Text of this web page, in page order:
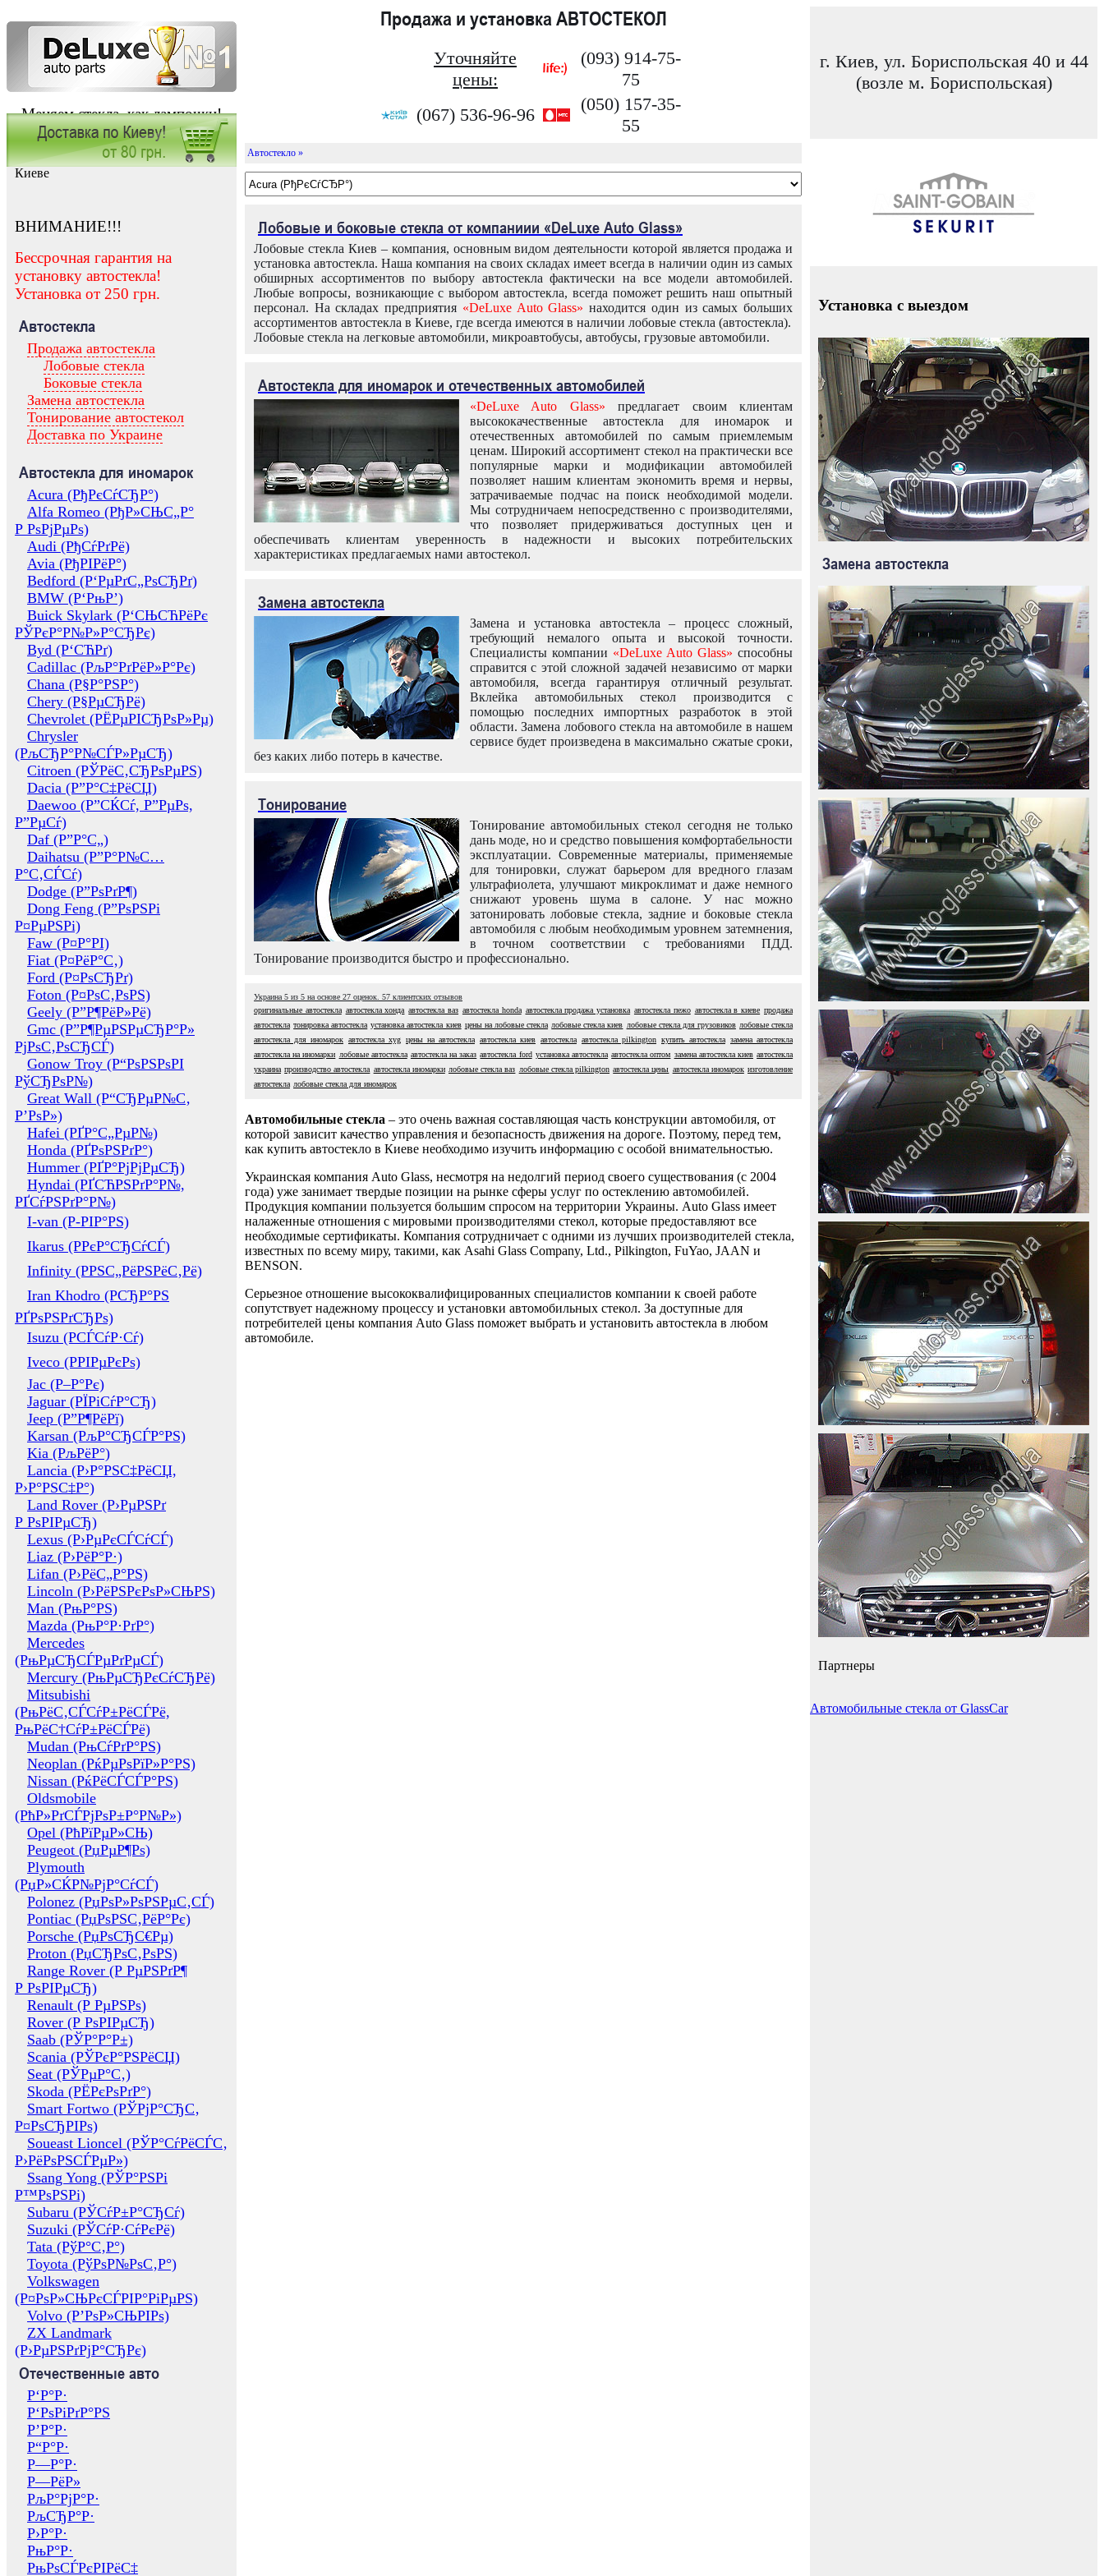
Меняем стекла, как лампочки!
Продажа и установка АВТОСТЕКОЛ
Уточняйте
цены:
(093) 914-75-
75
(067) 536-96-96
(050) 157-35-
55
г. Киев, ул. Бориспольская 40 и 44
(возле м. Бориспольская)
Заказать установку автостекла в
Киеве
ВНИМАНИЕ!!!
Бессрочная гарантия на
установку автостекла!
Установка от 250 грн.
Автостекла
Продажа автостекла
Лобовые стекла
Боковые стекла
Замена автостекла
Тонирование автостекол
Доставка по Украине
Автостекла для иномарок
Acura (РђРєСѓСЂР°)
Alfa Romeo (РђР»СЊС„Р°
Р РѕРјРµРѕ)
Audi (РђСѓРґРё)
Avia (РђРІРёР°)
Bedford (Р‘РµРґС„РѕСЂРґ)
BMW (Р‘РњР’)
Buick Skylark (Р‘СЊСЋРёРє
РЎРєР°Р№Р»Р°СЂРє)
Byd (Р‘СЋРґ)
Cadillac (РљР°РґРёР»Р°Рє)
Chana (Р§Р°РЅР°)
Chery (Р§РµСЂРё)
Chevrolet (РЁРµРІСЂРѕР»Рµ)
Chrysler
(РљСЂР°Р№СЃР»РµСЂ)
Citroen (РЎРёС‚СЂРѕРµРЅ)
Dacia (Р”Р°С‡РёСЏ)
Daewoo (Р”СЌСѓ, Р”РµРѕ,
Р”РµСѓ)
Daf (Р”Р°С„)
Daihatsu (Р”Р°Р№С…
Р°С‚СЃСѓ)
Dodge (Р”РѕРґР¶)
Dong Feng (Р”РѕРЅРі
Р¤РµРЅРі)
Faw (Р¤Р°РІ)
Fiat (Р¤РёР°С‚)
Ford (Р¤РѕСЂРґ)
Foton (Р¤РѕС‚РѕРЅ)
Geely (Р”Р¶РёР»Рё)
Gmc (Р”Р¶РµРЅРµСЂР°Р»
РјРѕС‚РѕСЂСЃ)
Gonow Troy (Р“РѕРЅРѕРІ
РўСЂРѕР№)
Great Wall (Р“СЂРµР№С‚
Р’РѕР»)
Hafei (РҐР°С„РµР№)
Honda (РҐРѕРЅРґР°)
Hummer (РҐР°РјРјРµСЂ)
Hyndai (РҐСЋРЅРґР°Р№,
РҐСѓРЅРґР°Р№)
I-van (Р-РІР°РЅ)
Ikarus (РРєР°СЂСѓСЃ)
Infinity (РРЅС„РёРЅРёС‚Рё)
Iran Khodro (РСЂР°РЅ
РҐРѕРЅРґСЂРѕ)
Isuzu (РСЃСѓР·Сѓ)
Iveco (РРІРµРєРѕ)
Jac (Р–Р°Рє)
Jaguar (РЇРіСѓР°СЂ)
Jeep (Р”Р¶РёРї)
Karsan (РљР°СЂСЃР°РЅ)
Kia (РљРёР°)
Lancia (Р›Р°РЅС‡РёСЏ,
Р›Р°РЅС‡Р°)
Land Rover (Р›РµРЅРґ
Р РѕРІРµСЂ)
Lexus (Р›РµРєСЃСѓСЃ)
Liaz (Р›РёР°Р·)
Lifan (Р›РёС„Р°РЅ)
Lincoln (Р›РёРЅРєРѕР»СЊРЅ)
Man (РњР°РЅ)
Mazda (РњР°Р·РґР°)
Mercedes
(РњРµСЂСЃРµРґРµСЃ)
Mercury (РњРµСЂРєСѓСЂРё)
Mitsubishi
(РњРёС‚СЃСѓР±РёСЃРё,
РњРёС†СѓР±РёСЃРё)
Mudan (РњСѓРґР°РЅ)
Neoplan (РќРµРѕРїР»Р°РЅ)
Nissan (РќРёСЃСЃР°РЅ)
Oldsmobile
(РћР»РґСЃРјРѕР±Р°Р№Р»)
Opel (РћРїРµР»СЊ)
Peugeot (РџРµР¶Рѕ)
Plymouth
(РџР»СЌР№РјР°СѓСЃ)
Polonez (РџРѕР»РѕРЅРµС‚СЃ)
Pontiac (РџРѕРЅС‚РёР°Рє)
Porsche (РџРѕСЂС€Рµ)
Proton (РџСЂРѕС‚РѕРЅ)
Range Rover (Р РµРЅРґР¶
Р РѕРІРµСЂ)
Renault (Р РµРЅРѕ)
Rover (Р РѕРІРµСЂ)
Saab (РЎР°Р°Р±)
Scania (РЎРєР°РЅРёСЏ)
Seat (РЎРµР°С‚)
Skoda (РЁРєРѕРґР°)
Smart Fortwo (РЎРјР°СЂС‚
Р¤РѕСЂРІРѕ)
Soueast Lioncel (РЎР°СѓРёСЃС‚
Р›РёРѕРЅСЃРµР»)
Ssang Yong (РЎР°РЅРі
Р™РѕРЅРі)
Subaru (РЎСѓР±Р°СЂСѓ)
Suzuki (РЎСѓР·СѓРєРё)
Tata (РўР°С‚Р°)
Toyota (РўРѕР№РѕС‚Р°)
Volkswagen
(Р¤РѕР»СЊРєСЃРІР°РіРµРЅ)
Volvo (Р’РѕР»СЊРІРѕ)
ZX Landmark
(Р›РµРЅРґРјР°СЂРє)
Отечественные авто
Р‘Р°Р·
Р‘РѕРіРґР°РЅ
Р’Р°Р·
Р“Р°Р·
Р—Р°Р·
Р—РёР»
РљР°РјР°Р·
РљСЂР°Р·
Р›Р°Р·
РњР°Р·
РњРѕСЃРєРІРёС‡
Автостекло »
Лобовые и боковые стекла от компаниии «DeLuxe Auto Glass»
Лобовые стекла Киев – компания, основным видом деятельности которой является продажа и
установка автостекла. Наша компания на своих складах имеет всегда в наличии один из самых
обширных ассортиментов по выбору автостекла фактически на все модели автомобилей.
Любые вопросы, возникающие с выбором автостекла, всегда поможет решить наш опытный
персонал. На складах предприятия «DeLuxe Auto Glass» находится один из самых больших
ассортиментов автостекла в Киеве, где всегда имеются в наличии лобовые стекла (автостекла).
Лобовые стекла на легковые автомобили, микроавтобусы, автобусы, грузовые автомобили.
Автостекла для иномарок и отечественных автомобилей
«DeLuxe Auto Glass» предлагает своим клиентам
высококачественные автостекла для иномарок и
отечественных автомобилей по самым приемлемым
ценам. Широкий ассортимент стекол на практически все
популярные марки и модификации автомобилей
позволяет нашим клиентам экономить время и нервы,
затрачиваемые подчас на поиск необходимой модели.
Мы сотрудничаем непосредственно с производителями,
что позволяет придерживаться доступных цен и
обеспечивать клиентам уверенность в надежности и высоких потребительских
характеристиках предлагаемых нами автостекол.
Замена автостекла
Замена и установка автостекла – процесс сложный,
требующий немалого опыта и высокой точности.
Специалисты компании «DeLuxe Auto Glass» способны
справится с этой сложной задачей независимо от марки
автомобиля, всегда гарантируя отличный результат.
Вклейка автомобильных стекол производится с
помощью последних импортных разработок в этой
области. Замена лобового стекла на автомобиле в нашем
сервисе будет произведена в максимально сжатые сроки,
без каких либо потерь в качестве.
Тонирование
Тонирование автомобильных стекол сегодня не только
дань моде, но и средство повышения комфортабельности
эксплуатации. Современные материалы, применяемые
для тонировки, служат барьером для вредного глазам
ультрафиолета, улучшают микроклимат и даже немного
снижают уровень шума в салоне. У нас можно
затонировать лобовые стекла, задние и боковые стекла
автомобиля с любым необходимым уровнем затемнения,
в точном соответствии с требованиями ПДД.
Тонирование производится быстро и профессионально.
Украина 5 из 5 на основе 27 оценок. 57 клиентских отзывов
оригинальные автостекла автостекла хонда автостекла ваз автостекла honda автостекла продажа установка автостекла пежо автостекла в киеве продажа
автостекла тонировка автостекла установка автостекла киев цены на лобовые стекла лобовые стекла киев лобовые стекла для грузовиков лобовые стекла
автостекла для иномарок автостекла xyg цены на автостекла автостекла киев автостекла автостекла pilkington купить автостекла замена автостекла
автостекла на иномарки лобовые автостекла автостекла на заказ автостекла ford установка автостекла автостекла оптом замена автостекла киев автостекла
украина производство автостекла автостекла иномарки лобовые стекла ваз лобовые стекла pilkington автостекла цены автостекла иномарок изготовление
автостекла лобовые стекла для иномарок
Автомобильные стекла – это очень важная составляющая часть конструкции автомобиля, от
которой зависит качество управления и безопасность движения на дороге. Поэтому, перед тем,
как купить автостекло в Киеве необходимо изучить информацию с особой внимательностью.
Украинская компания Auto Glass, несмотря на недолгий период своего существования (с 2004
года) уже занимает твердые позиции на рынке сферы услуг по остеклению автомобилей.
Продукция компании пользуется большим спросом на территории Украины. Auto Glass имеет
налаженные отношения с мировыми производителями стекол, которые предоставляют все
необходимые сертификаты. Компания сотрудничает с одними из лучших производителей стекла,
известных по всему миру, такими, как Asahi Glass Company, Ltd., Pilkington, FuYao, JAAN и
BENSON.
Серьезное отношение высококвалифицированных специалистов компании к своей работе
сопутствует надежному процессу и установки автомобильных стекол. За доступные для
потребителей цены компания Auto Glass поможет выбрать и установить автостекла в любом
автомобиле.
Установка с выездом
Замена автостекла
Партнеры
Автомобильные стекла от GlassCar